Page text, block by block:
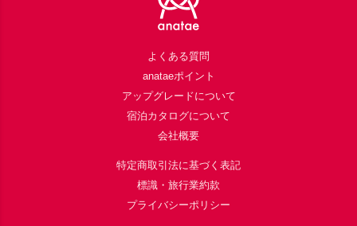
よくある質問
anataeポイント
アップグレードについて
宿泊カタログについて
会社概要
特定商取引法に基づく表記
標識・旅行業約款
プライバシーポリシー